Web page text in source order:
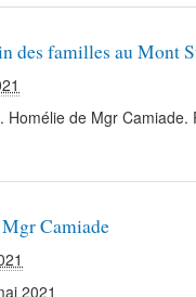
des familles au Mont
Homélie de Mgr Camiade.
Camiade
2021